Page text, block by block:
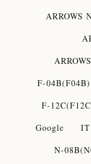
ARROWS
F-04B(F04B)
F-
Google
IT
N-